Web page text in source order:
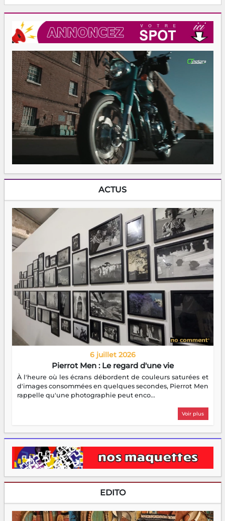
ACTUS
6 juillet 2026
Pierrot Men : Le regard d'une vie
À l'heure où les écrans débordent de couleurs saturées et
d'images consommées en quelques secondes, Pierrot Men
rappelle qu'une photographie peut enco...
Voir plus
EDITO